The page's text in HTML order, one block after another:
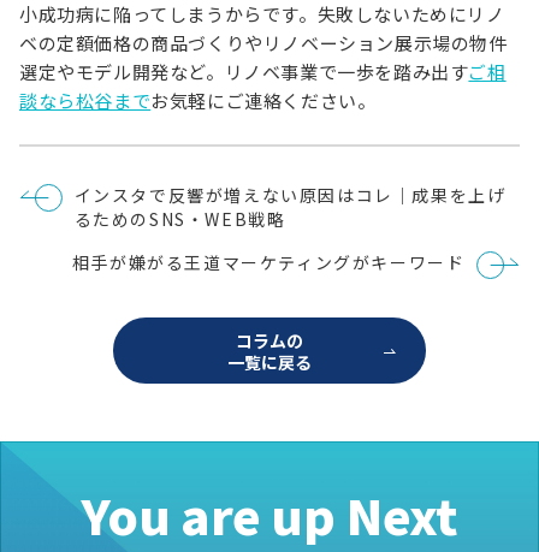
小成功病に陥ってしまうからです。失敗しないためにリノ
ベの定額価格の商品づくりやリノベーション展示場の物件
選定やモデル開発など。リノベ事業で一歩を踏み出すご相
談なら松谷までお気軽にご連絡ください。
投
稿
インスタで反響が増えない原因はコレ｜成果を上げ
るためのSNS・WEB戦略
相手が嫌がる王道マーケティングがキーワード
コラムの
一覧に戻る
You are up Next